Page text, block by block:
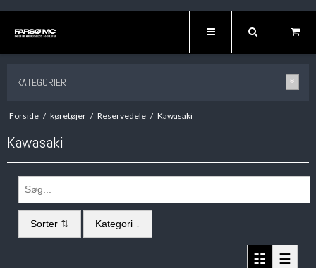
KATEGORIER
Forside / køretøjer / Reservedele / Kawasaki
Kawasaki
Sorter ⇅ Kategori ↓
☰
☷